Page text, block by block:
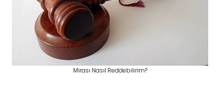
Mirası Nasıl Reddebilirim?